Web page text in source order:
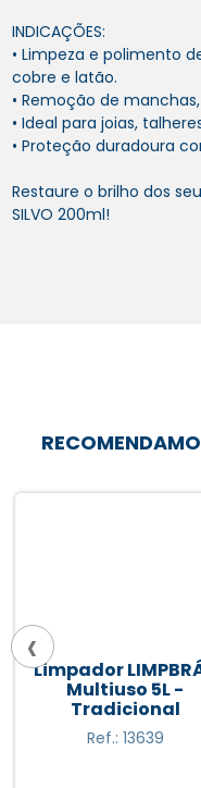
INDICAÇÕES:
• Limpeza e polimento
cobre e latão.
• Remoção de
• Ideal para joias,
• Proteção duradoura
Restaure o brilho dos
SILVO 200ml!
Limpador
Multiuso 5L -
Tradicional
Ref.: 13639
‹